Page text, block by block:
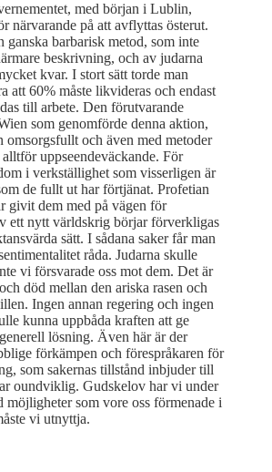
med början i Lublin,
närvarande på att avflyttas österut.
ganska barbarisk metod, som inte
beskrivning, och av judarna
kvar. I stort sätt torde man
att 60% måste likvideras och endast
till arbete. Den förutvarande
som genomförde denna aktion,
omsorgsfullt och även med metoder
uppseendeväckande. För
i verkställighet som visserligen är
de fullt ut har förtjänat. Profetian
givit dem med på vägen för
ett nytt världskrig börjar förverkligas
sätt. I sådana saker får man
råda. Judarna skulle
vi försvarade oss mot dem. Det är
död mellan den ariska rasen och
Ingen annan regering och ingen
kunna uppbåda kraften att ge
lösning. Även här är der
förkämpen och förespråkaren för
som sakernas tillstånd inbjuder till
oundviklig. Gudskelov har vi under
möjligheter som vore oss förmenade i
vi utnyttja.